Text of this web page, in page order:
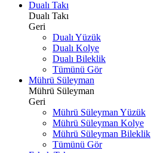
Dualı Takı
Dualı Takı
Geri
Dualı Yüzük
Dualı Kolye
Dualı Bileklik
Tümünü Gör
Mührü Süleyman
Mührü Süleyman
Geri
Mührü Süleyman Yüzük
Mührü Süleyman Kolye
Mührü Süleyman Bileklik
Tümünü Gör